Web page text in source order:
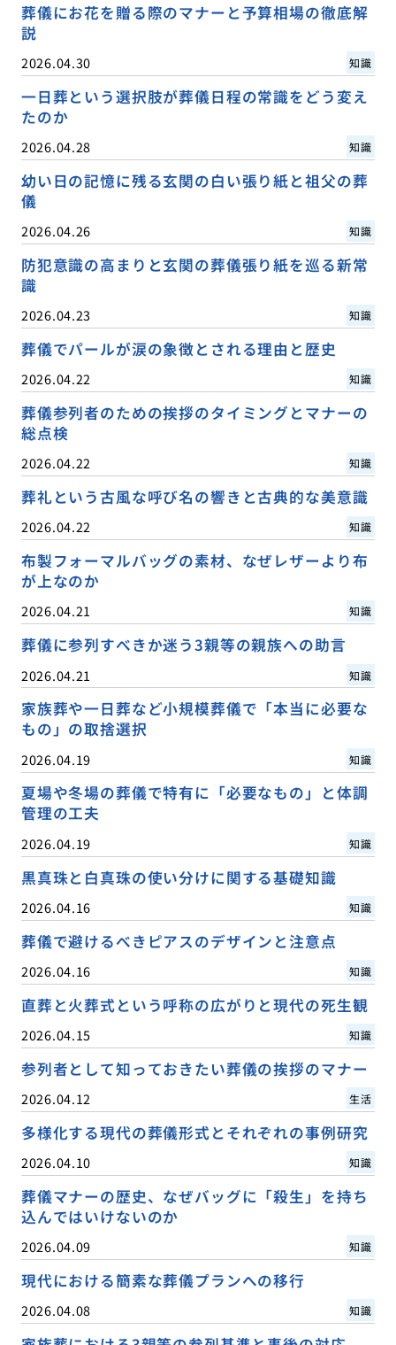
葬儀にお花を贈る際のマナーと予算相場の徹底解
説
2026.04.30 知識
一日葬という選択肢が葬儀日程の常識をどう変え
たのか
2026.04.28 知識
幼い日の記憶に残る玄関の白い張り紙と祖父の葬
儀
2026.04.26 知識
防犯意識の高まりと玄関の葬儀張り紙を巡る新常
識
2026.04.23 知識
葬儀でパールが涙の象徴とされる理由と歴史
2026.04.22 知識
葬儀参列者のための挨拶のタイミングとマナーの
総点検
2026.04.22 知識
葬礼という古風な呼び名の響きと古典的な美意識
2026.04.22 知識
布製フォーマルバッグの素材、なぜレザーより布
が上なのか
2026.04.21 知識
葬儀に参列すべきか迷う3親等の親族への助言
2026.04.21 知識
家族葬や一日葬など小規模葬儀で「本当に必要な
もの」の取捨選択
2026.04.19 知識
夏場や冬場の葬儀で特有に「必要なもの」と体調
管理の工夫
2026.04.19 知識
黒真珠と白真珠の使い分けに関する基礎知識
2026.04.16 知識
葬儀で避けるべきピアスのデザインと注意点
2026.04.16 知識
直葬と火葬式という呼称の広がりと現代の死生観
2026.04.15 知識
参列者として知っておきたい葬儀の挨拶のマナー
2026.04.12 生活
多様化する現代の葬儀形式とそれぞれの事例研究
2026.04.10 知識
葬儀マナーの歴史、なぜバッグに「殺生」を持ち
込んではいけないのか
2026.04.09 知識
現代における簡素な葬儀プランへの移行
2026.04.08 知識